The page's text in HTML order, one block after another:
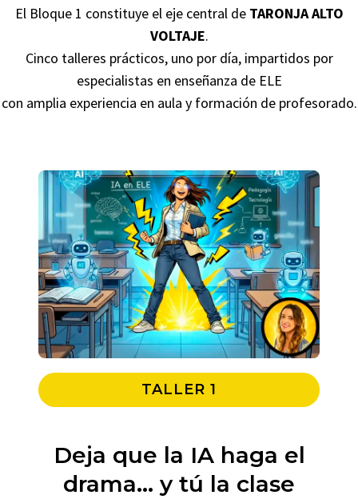
El Bloque 1 constituye el eje central de TARONJA ALTO
VOLTAJE.
Cinco talleres prácticos, uno por día, impartidos por
especialistas en enseñanza de ELE
con amplia experiencia en aula y formación de profesorado.
TALLER 1
Deja que la IA haga el
drama… y tú la clase